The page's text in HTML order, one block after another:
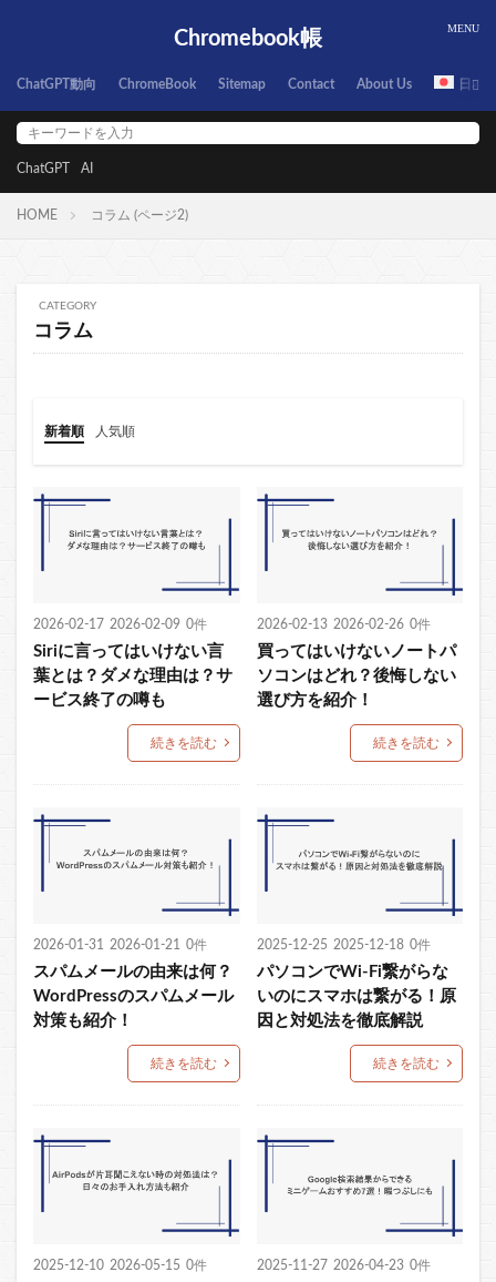
Chromebook帳
ChatGPT動向 ChromeBook Sitemap Contact About Us 日本
ChatGPT AI
HOME コラム (ページ2)
CATEGORY
コラム
新着順 人気順
2026-02-17 2026-02-09 0件
Siriに言ってはいけない言
葉とは？ダメな理由は？サ
ービス終了の噂も
続きを読む
2026-02-13 2026-02-26 0件
買ってはいけないノートパ
ソコンはどれ？後悔しない
選び方を紹介！
続きを読む
2026-01-31 2026-01-21 0件
スパムメールの由来は何？
WordPressのスパムメール
対策も紹介！
続きを読む
2025-12-25 2025-12-18 0件
パソコンでWi-Fi繋がらな
いのにスマホは繋がる！原
因と対処法を徹底解説
続きを読む
2025-12-10 2026-05-15 0件 2025-11-27 2026-04-23 0件